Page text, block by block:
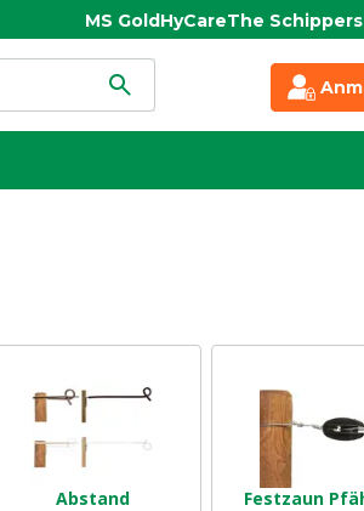
MS GoldHyCareThe
Abstand Festzaun